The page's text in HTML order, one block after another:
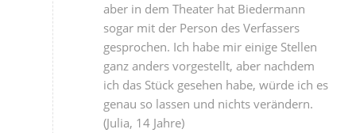
aber in dem Theater hat Biedermann
sogar mit der Person des Verfassers
gesprochen. Ich habe mir einige Stellen
ganz anders vorgestellt, aber nachdem
ich das Stück gesehen habe, würde ich es
genau so lassen und nichts verändern.
(Julia, 14 Jahre)